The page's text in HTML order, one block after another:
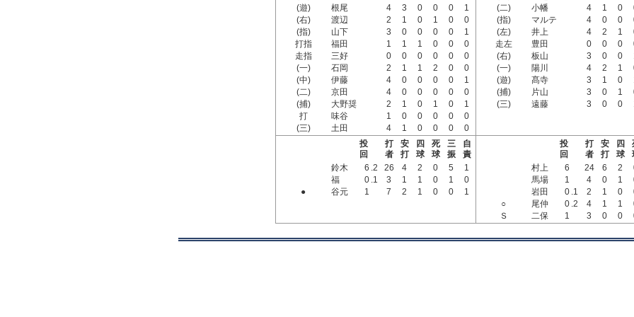
(遊)
根尾 4 3 0 0 0
1
(右)
渡辺 2 1 0 1 0
0
(指)
山下 3 0 0 0 0
1
打指
福田 1 1 1 0 0
0
走指
三好 0 0 0 0 0
0
(一)
石岡 2 1 1 2 0
0
(中)
伊藤 4 0 0 0 0
1
(二)
京田 4 0 0 0 0
0
(捕)
大野奨 2 1 0 1 0
1
打
味谷 1 0 0 0 0
0
(三)
土田 4 1 0 0 0 0
(二)
小幡 4 1 0
(指)
マルテ 4 0 0
(左)
井上 4 2 1
走左
豊田 0 0 0
(右)
板山 3 0 0
(一)
陽川 4 2 1
(遊)
髙寺 3 1 0
(捕)
片山 3 0 1
(三)
遠藤 3 0 0
投
回
打
者
安
打
四
球
死
球
三
振
自
責
鈴木
6 .2 26 4 2 0 5
1
福
0 .1 3 1 1 0 1
0
●
谷元 1 7 2 1 0 0 1
投
回
打
者
安
打
四
球
村上
6 24 6 2
馬場
1 4 0 1
岩田
0 .1 2 1 0
○
尾仲 0 .2 4 1 1
Ｓ
二保 1 3 0 0